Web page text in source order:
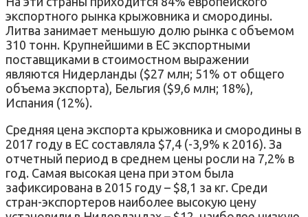
экспортного рынка крыжовника и смородины.
Литва занимает меньшую долю рынка с объемом
310 тонн. Крупнейшими в ЕС экспортными
поставщиками в стоимостном выражении
являются Нидерланды ($27 млн; 51% от общего
объема экспорта), Бельгия ($9,6 млн; 18%),
Испания (12%).
Средняя цена экспорта крыжовника и смородины в
2017 году в ЕС составляла $7,4 (-3,9% к 2016). За
отчетный период в среднем цены росли на 7,2% в
год. Самая высокая цена при этом была
зафиксирована в 2015 году – $8,1 за кг. Среди
стран-экспортеров наиболее высокую цену